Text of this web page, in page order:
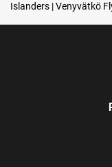
Islanders | Venyvätkö